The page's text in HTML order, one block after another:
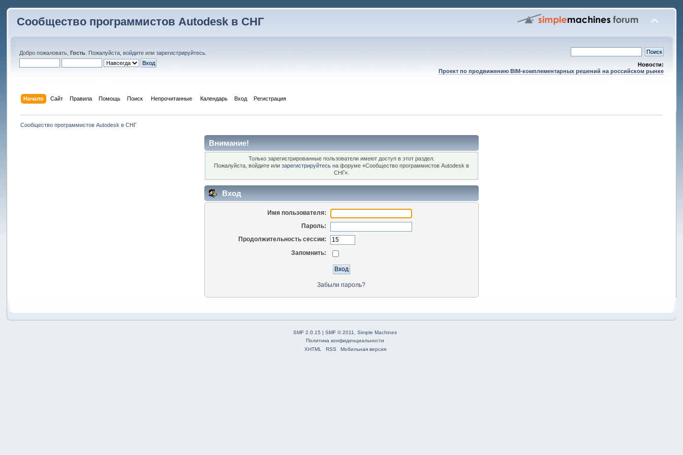
Сообщество программистов Autodesk в СНГ
Добро пожаловать,Гость . Пожалуйста,войдите илизарегистрируйтесь
Новости:
Проект по продвижению BIM-комплементарных решений на российском рынке
Начало Сайт Правила Помощь Поиск Непрочитанные Календарь Вход Регистрация
Сообщество программистов Autodesk в СНГ
Внимание!
Только зарегистрированные пользователи имеют доступ в этот раздел.
Пожалуйста, войдите или зарегистрируйтесьна форуме «Сообщество программистов Autodesk в
СНГ».
Вход
Имя пользователя:
Пароль:
Продолжительность сессии:
Запомнить:
Забыли пароль?
SMF 2.0.15 |SMF © 2011 ,Simple Machines
Политика конфиденциальности
XHTML
RSS Мобильная версия